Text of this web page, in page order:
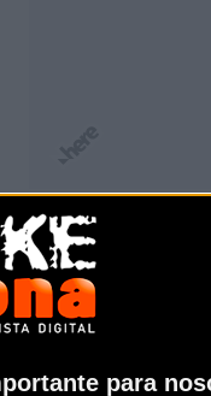
para
hacerte tienda